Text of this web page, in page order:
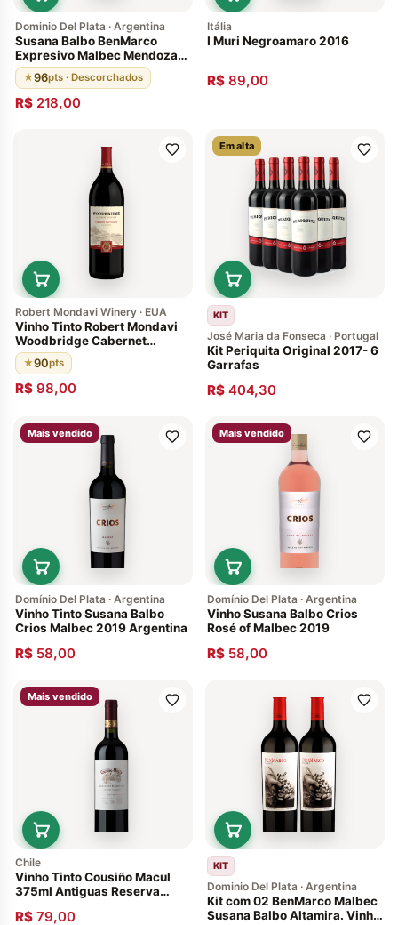
Dominio Del Plata · Argentina
Susana Balbo BenMarco
Expresivo Malbec Mendoza
2017 96 Pts
★96pts · Descorchados
R$ 218,00
Itália
I Muri Negroamaro 2016
R$ 89,00
Robert Mondavi Winery · EUA
Vinho Tinto Robert Mondavi
Woodbridge Cabernet
Sauvignon 2014 Califórnia 90
pts
★90pts
R$ 98,00
Em alta
KIT
José Maria da Fonseca · Portugal
Kit Periquita Original 2017- 6
Garrafas
R$ 404,30
Mais vendido
Domínio Del Plata · Argentina
Vinho Tinto Susana Balbo
Crios Malbec 2019 Argentina
R$ 58,00
Mais vendido
Domínio Del Plata · Argentina
Vinho Susana Balbo Crios
Rosé of Malbec 2019
R$ 58,00
Mais vendido
Chile
Vinho Tinto Cousiño Macul
375ml Antiguas Reserva
R$ 79,00
KIT
Dominio Del Plata · Argentina
Kit com 02 BenMarco Malbec
Susana Balbo Altamira. Vinho